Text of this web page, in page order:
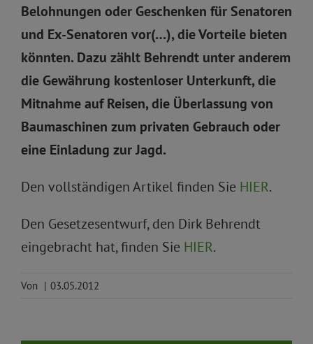
Belohnungen oder Geschenken für Senatoren
und Ex-Senatoren vor(…), die Vorteile bieten
könnten. Dazu zählt Behrendt unter anderem
die Gewährung kostenloser Unterkunft, die
Mitnahme auf Reisen, die Überlassung von
Baumaschinen zum privaten Gebrauch oder
eine Einladung zur Jagd.
Den vollständigen Artikel finden Sie HIER.
Den Gesetzesentwurf, den Dirk Behrendt
eingebracht hat, finden Sie HIER.
Von | 03.05.2012